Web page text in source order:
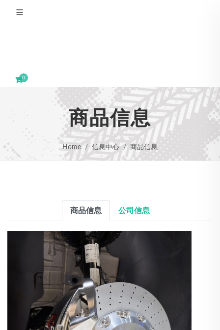
0
商品信息
Home 信息中心 商品信息
商品信息 公司信息